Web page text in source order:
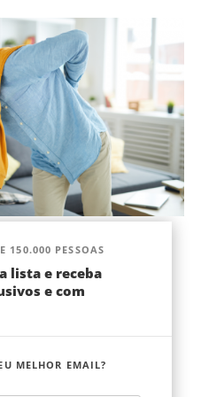
150.000 PESSOAS
lista e receba
e com
MELHOR EMAIL?